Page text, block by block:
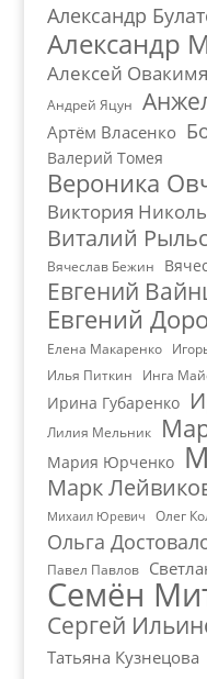
Александр
Александр
Алексей
Андрей Яцун
Артём Власенко
Валерий Томея
Вероника
Виктория
Виталий
Вячеслав Бежин
Евгений
Евгений
Елена Макаренко
Илья Питкин
Инга
Ирина Губаренко
Лилия Мельник
Мария Юрченко
Марк
Михаил Юревич Олег
Ольга
Павел Павлов
Семён
Сергей
Татьяна Кузнецова